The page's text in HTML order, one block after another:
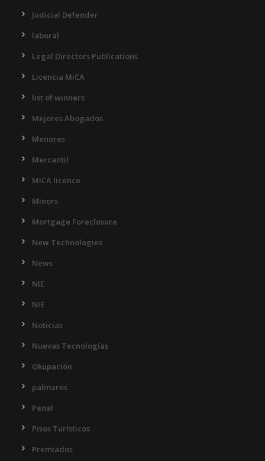
Judicial Defender
laboral
Legal Directors Publications
Licencia MiCA
list of winners
Mejores Abogados
Menores
Mercantil
MiCA licence
Minors
Mortgage Foreclosure
New Technologies
News
NIE
NIE
Noticias
Nuevas Tecnologías
Okupación
palmares
Penal
Pisos Turísticos
Premiados